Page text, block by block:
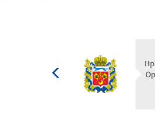
Министерство
культуры
Российской
федерации